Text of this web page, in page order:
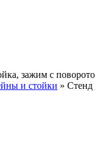
зажим с
и стойки » Стенд